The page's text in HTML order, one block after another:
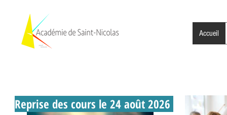
Accueil
Reprise des cours le 24 août 2026